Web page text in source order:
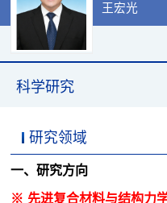
王宏光
科学研究
研究领域
一、研究方向
※ 先进复合材料与结构力